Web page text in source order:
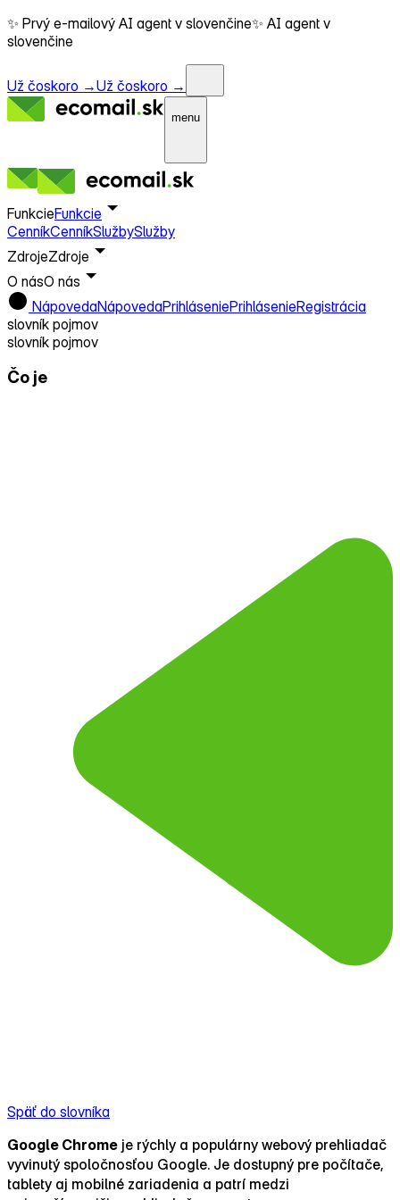
✨ Prvý e-mailový AI agent v slovenčine✨ AI agent v
slovenčine
Už čoskoro →Už čoskoro →
menu
FunkcieFunkcie
CenníkCenníkSlužbySlužby
ZdrojeZdroje
O násO nás
NápovedaNápovedaPrihláseniePrihlásenieRegistrácia
slovník pojmov
slovník pojmov
Čo je
Späť do slovníka
Google Chrome je rýchly a populárny webový prehliadač
vyvinutý spoločnosťou Google. Je dostupný pre počítače,
tablety aj mobilné zariadenia a patrí medzi